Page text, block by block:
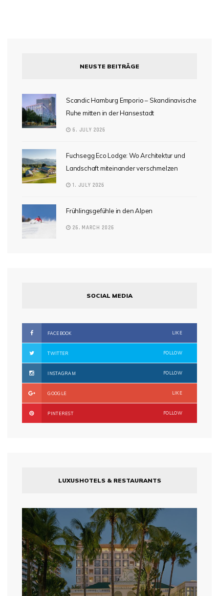
NEUSTE BEITRÄGE
Scandic Hamburg Emporio – Skandinavische
Ruhe mitten in der Hansestadt
6. JULY 2026
Fuchsegg Eco Lodge: Wo Architektur und
Landschaft miteinander verschmelzen
1. JULY 2026
Frühlingsgefühle in den Alpen
26. MARCH 2026
SOCIAL MEDIA
FACEBOOK LIKE
TWITTER FOLLOW
INSTAGRAM FOLLOW
GOOGLE LIKE
PINTEREST FOLLOW
LUXUSHOTELS & RESTAURANTS